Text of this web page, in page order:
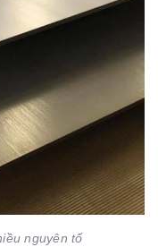
nguyên tố